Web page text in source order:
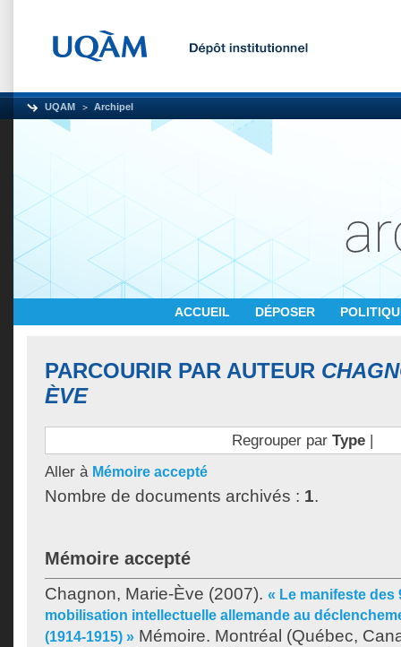
UQAM Archipel
ACCUEIL DÉPOSER
PARCOURIR PAR AUTEUR
ÈVE
Regrouper par Type|
Aller à Mémoire accepté
Nombre de documents archivés : 1.
Mémoire accepté
Chagnon, Marie-Ève (2007). « Le manifeste des
mobilisation intellectuelle allemande au
(1914-1915) » Mémoire. Montréal (Québec,